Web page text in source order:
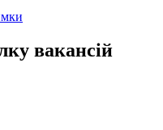
вакансій